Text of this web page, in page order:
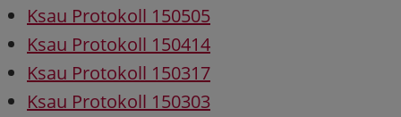
Ksau Protokoll 150505
Ksau Protokoll 150414
Ksau Protokoll 150317
Ksau Protokoll 150303